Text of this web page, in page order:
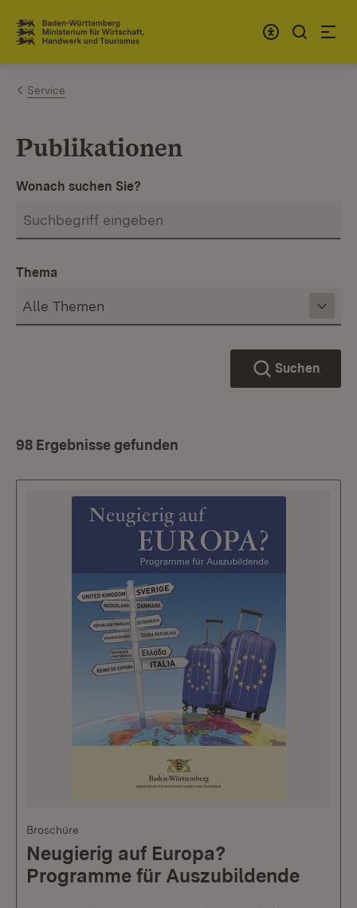
Zum Inhalt springen
Link zur Startseite
Service
Publikationen
Wonach suchen Sie?
Thema
Suchen
98 Ergebnisse gefunden
Broschüre
Neugierig auf Europa?
Programme für Auszubildende